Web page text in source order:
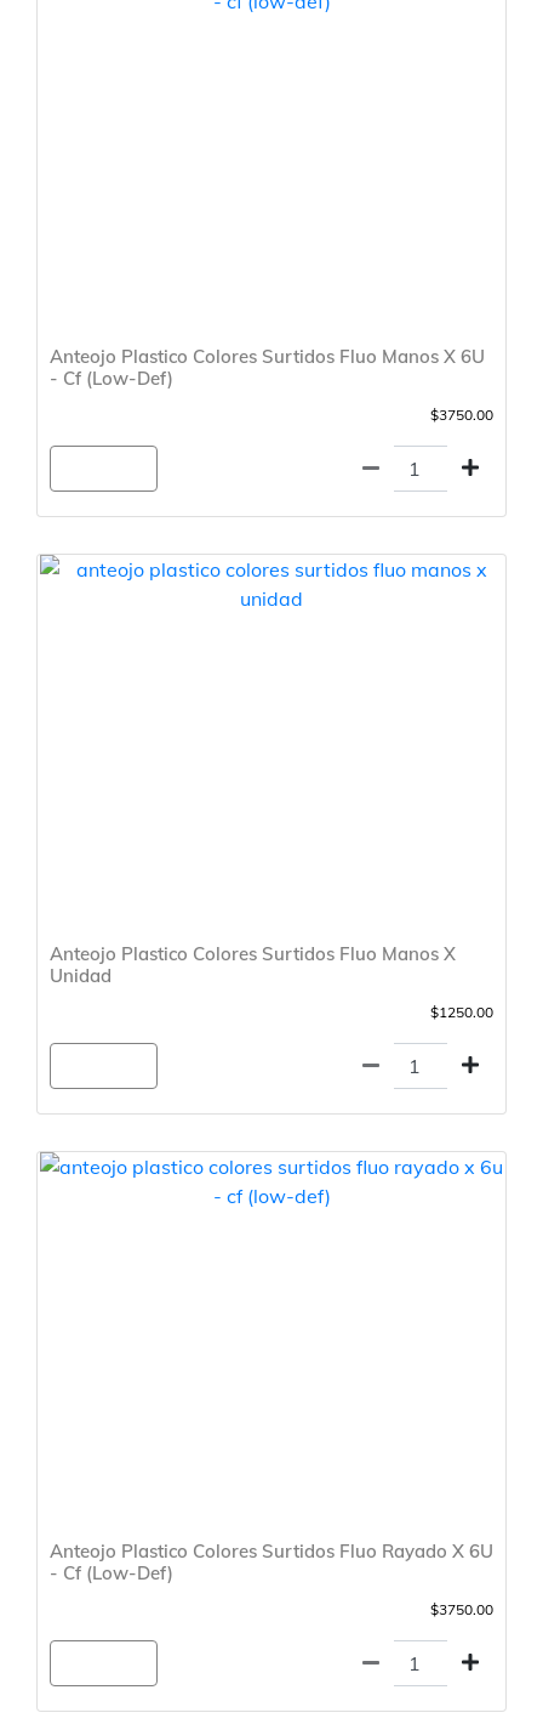
Anteojo Plastico Colores Surtidos Fluo Manos X 6U
- Cf (Low-Def)
$3750.00
Anteojo Plastico Colores Surtidos Fluo Manos X
Unidad
$1250.00
Anteojo Plastico Colores Surtidos Fluo Rayado X 6U
- Cf (Low-Def)
$3750.00